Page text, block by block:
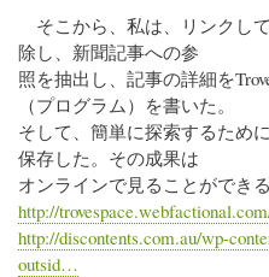
そこから、私は、リンクし
除し、新聞記事への参
照を抽出し、記事の詳細を
（プログラム）を書いた。
そして、簡単に探索するため
保存した。その成果は
オンラインで見ることができ
http://
http://discontents.com.au/wp-
outsid…